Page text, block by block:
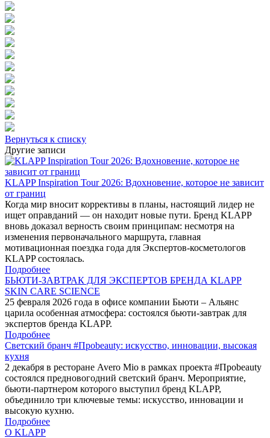
Вернуться к списку
Другие записи
KLAPP Inspiration Tour 2026: Вдохновение, которое не зависит
от границ
Когда мир вносит коррективы в планы, настоящий лидер не
ищет оправданий — он находит новые пути. Бренд KLAPP
вновь доказал верность своим принципам: несмотря на
изменения первоначального маршрута, главная
мотивационная поездка года для Экспертов-косметологов
KLAPP состоялась.
Подробнее
БЬЮТИ-ЗАВТРАК ДЛЯ ЭКСПЕРТОВ БРЕНДА KLAPP
SKIN CARE SCIENCE
25 февраля 2026 года в офисе компании Бьюти – Альянс
царила особенная атмосфера: состоялся бьюти-завтрак для
экспертов бренда KLAPP.
Подробнее
Светский бранч #Проbeauty: искусство, инновации, высокая
кухня
2 декабря в ресторане Avero Mio в рамках проекта #Проbeauty
состоялся предновогодний светский бранч. Мероприятие,
бьюти-партнером которого выступил бренд KLAPP,
объединило три ключевые темы: искусство, инновации и
высокую кухню.
Подробнее
О KLAPP